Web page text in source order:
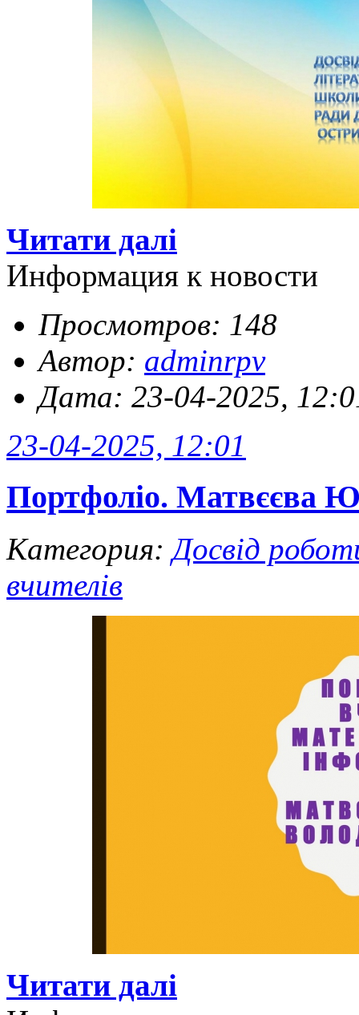
Читати далі
Информация к новости
Просмотров: 148
Автор: adminrpv
Дата: 23-04-2025,
23-04-2025, 12:01
Портфоліо. Матвєєва
Категория:Досвід
вчителів
Читати далі